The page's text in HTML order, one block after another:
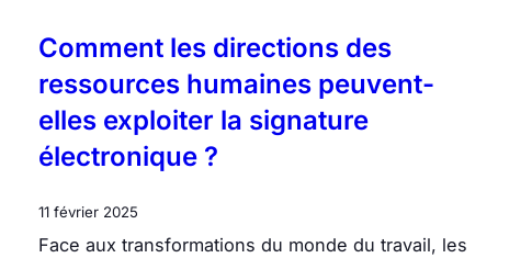
Comment les directions des
ressources humaines peuvent-
elles exploiter la signature
électronique ?
11 février 2025
Face aux transformations du monde du travail, les